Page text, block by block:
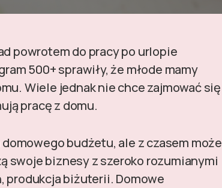
powrotem do pracy po urlopie
500+ sprawiły, że młode mamy
Wiele jednak nie chce zajmować się
pracę z domu.
budżetu, ale z czasem może
swoje biznesy z szeroko rozumianymi
produkcja biżuterii. Domowe